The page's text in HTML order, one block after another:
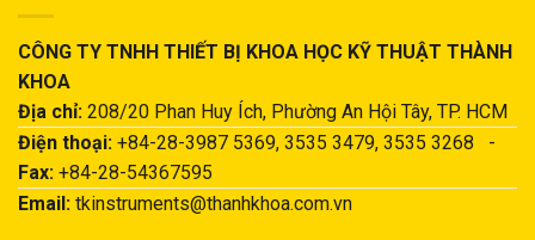
CÔNG TY TNHH THIẾT BỊ KHOA HỌC KỸ THUẬT THÀNH
KHOA
Địa chỉ: 208/20 Phan Huy Ích, Phường An Hội Tây, TP. HCM
Điện thoại: +84-28-3987 5369, 3535 3479, 3535 3268 -
Fax: +84-28-54367595
Email: tkinstruments@thanhkhoa.com.vn